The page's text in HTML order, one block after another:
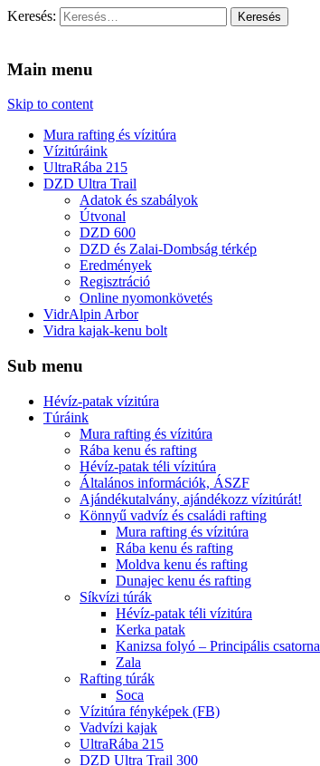
Keresés:
Main menu
Skip to content
Mura rafting és vízitúra
Vízitúráink
UltraRába 215
DZD Ultra Trail
Adatok és szabályok
Útvonal
DZD 600
DZD és Zalai-Dombság térkép
Eredmények
Regisztráció
Online nyomonkövetés
VidrAlpin Arbor
Vidra kajak-kenu bolt
Sub menu
Hévíz-patak vízitúra
Túráink
Mura rafting és vízitúra
Rába kenu és rafting
Hévíz-patak téli vízitúra
Általános információk, ÁSZF
Ajándékutalvány, ajándékozz vízitúrát!
Könnyű vadvíz és családi rafting
Mura rafting és vízitúra
Rába kenu és rafting
Moldva kenu és rafting
Dunajec kenu és rafting
Síkvízi túrák
Hévíz-patak téli vízitúra
Kerka patak
Kanizsa folyó – Principális csatorna
Zala
Rafting túrák
Soca
Vízitúra fényképek (FB)
Vadvízi kajak
UltraRába 215
DZD Ultra Trail 300